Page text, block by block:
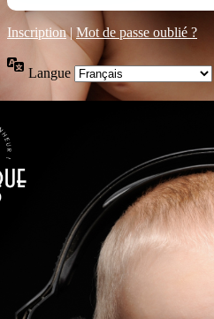
Inscription| Mot de passe oublié ?
Langue